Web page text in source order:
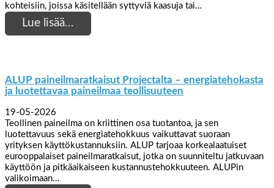
kohteisiin, joissa käsitellään syttyviä kaasuja tai…
Lue lisää…
ALUP paineilmaratkaisut Projectalta – energiatehokasta
ja luotettavaa paineilmaa teollisuuteen
19-05-2026
Teollinen paineilma on kriittinen osa tuotantoa, ja sen
luotettavuus sekä energiatehokkuus vaikuttavat suoraan
yrityksen käyttökustannuksiin. ALUP tarjoaa korkealaatuiset
eurooppalaiset paineilmaratkaisut, jotka on suunniteltu jatkuvaan
käyttöön ja pitkäaikaiseen kustannustehokkuuteen. ALUPin
valikoimaan…